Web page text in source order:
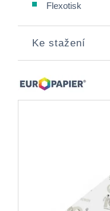
Flexotisk
Ke stažení